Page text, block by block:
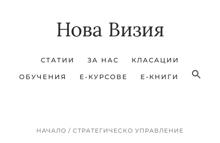
Нова Визия
СТАТИИ ЗА НАС КЛАСАЦИИ
ОБУЧЕНИЯ Е-КУРСОВЕ Е-КНИГИ
НАЧАЛО / СТРАТЕГИЧЕСКО УПРАВЛЕНИЕ